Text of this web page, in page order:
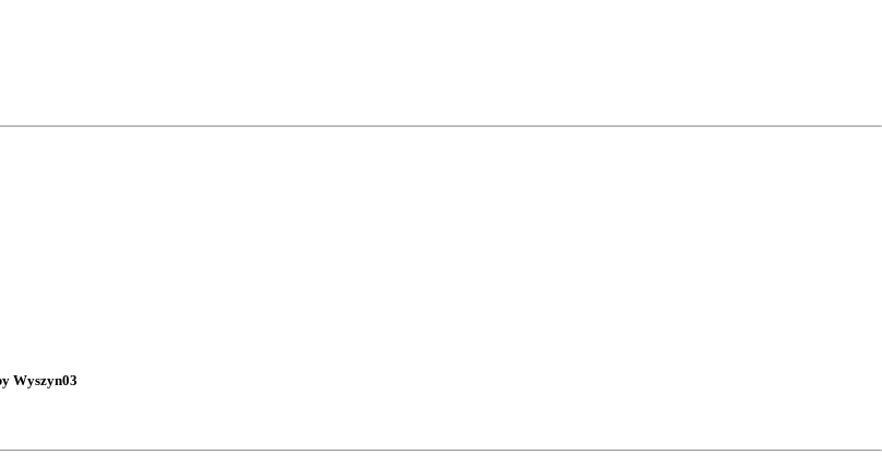
Wyszyn03